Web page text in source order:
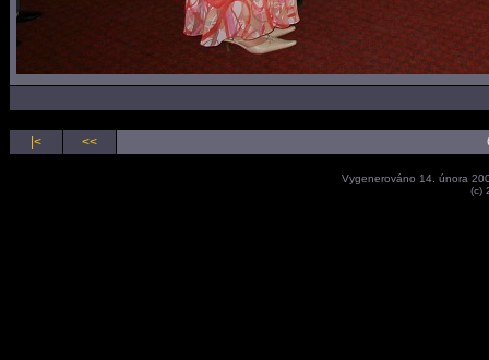
|< <<
Vygenerováno 14. února
(c)